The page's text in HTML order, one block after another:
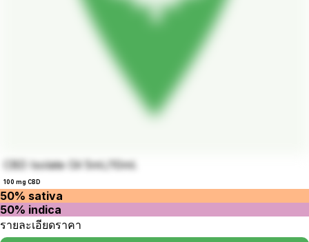
CBD Isolate Oil 5ml./10ml.
100 mg CBD
50% sativa
50% indica
รายละเอียดราคา